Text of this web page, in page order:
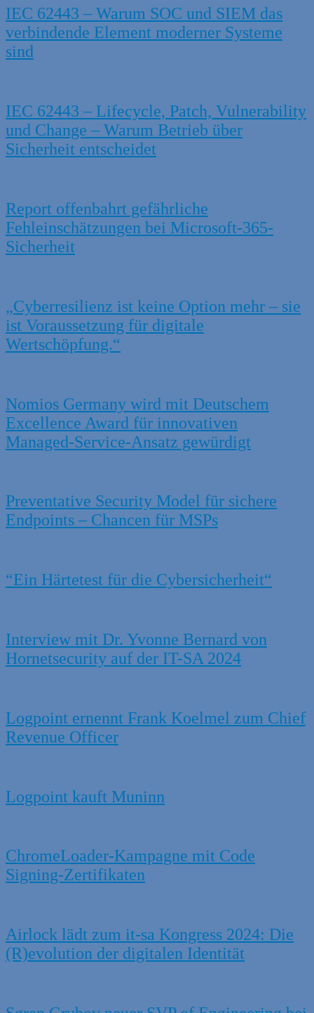
IEC 62443 – Warum SOC und SIEM das
verbindende Element moderner Systeme
sind
IEC 62443 – Lifecycle, Patch, Vulnerability
und Change – Warum Betrieb über
Sicherheit entscheidet
Report offenbahrt gefährliche
Fehleinschätzungen bei Microsoft-365-
Sicherheit
„Cyberresilienz ist keine Option mehr – sie
ist Voraussetzung für digitale
Wertschöpfung.“
Nomios Germany wird mit Deutschem
Excellence Award für innovativen
Managed-Service-Ansatz gewürdigt
Preventative Security Model für sichere
Endpoints – Chancen für MSPs
“Ein Härtetest für die Cybersicherheit“
Interview mit Dr. Yvonne Bernard von
Hornetsecurity auf der IT-SA 2024
Logpoint ernennt Frank Koelmel zum Chief
Revenue Officer
Logpoint kauft Muninn
ChromeLoader-Kampagne mit Code
Signing-Zertifikaten
Airlock lädt zum it-sa Kongress 2024: Die
(R)evolution der digitalen Identität